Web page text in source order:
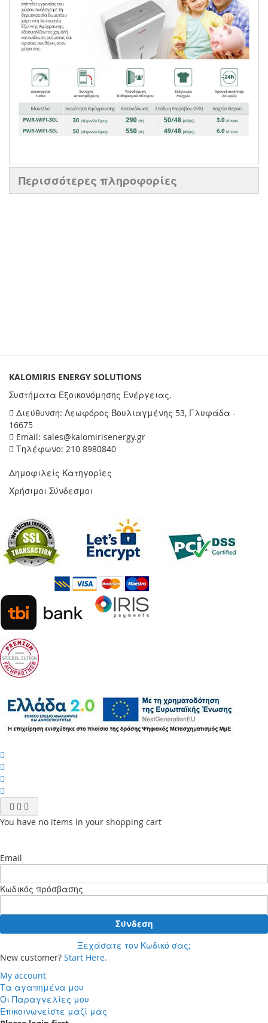
Περισσότερες πληροφορίες
KALOMIRIS ENERGY SOLUTIONS
Συστήματα Εξοικονόμησης Ενέργειας.
Διεύθυνση: Λεωφόρος Βουλιαγμένης 53, Γλυφάδα -
16675
Email: sales@kalomirisenergy.gr
Τηλέφωνο: 210 8980840
Δημοφιλείς Κατηγορίες
Χρήσιμοι Σύνδεσμοι
You have no items in your shopping cart
Email
Κωδικός πρόσβασης
Σύνδεση
Ξεχάσατε τον Κωδικό σας;
New customer? Start Here.
My account
Τα αγαπημένα μου
Οι Παραγγελίες μου
Επικοινωνείστε μαζί μας